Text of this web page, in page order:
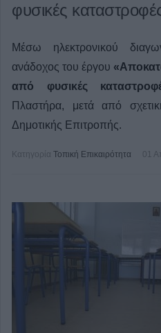
φυσικές
Μέσω ηλεκτρονικού
ανάδοχος του έργου
από φυσικές
Πλαστήρα, μετά από
Δημοτικής Επιτροπής.
Κατηγορία Τοπική Επικαιρότητα 01